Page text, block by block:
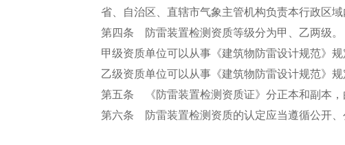
省、自治区、直辖市气象主管机构负责本行政区
第四条 防雷装置检测资质等级分为甲、乙两级。
甲级资质单位可以从事《建筑物防雷设计规范》
乙级资质单位可以从事《建筑物防雷设计规范》
第五条 《防雷装置检测资质证》分正本和副本，
第六条 防雷装置检测资质的认定应当遵循公开、